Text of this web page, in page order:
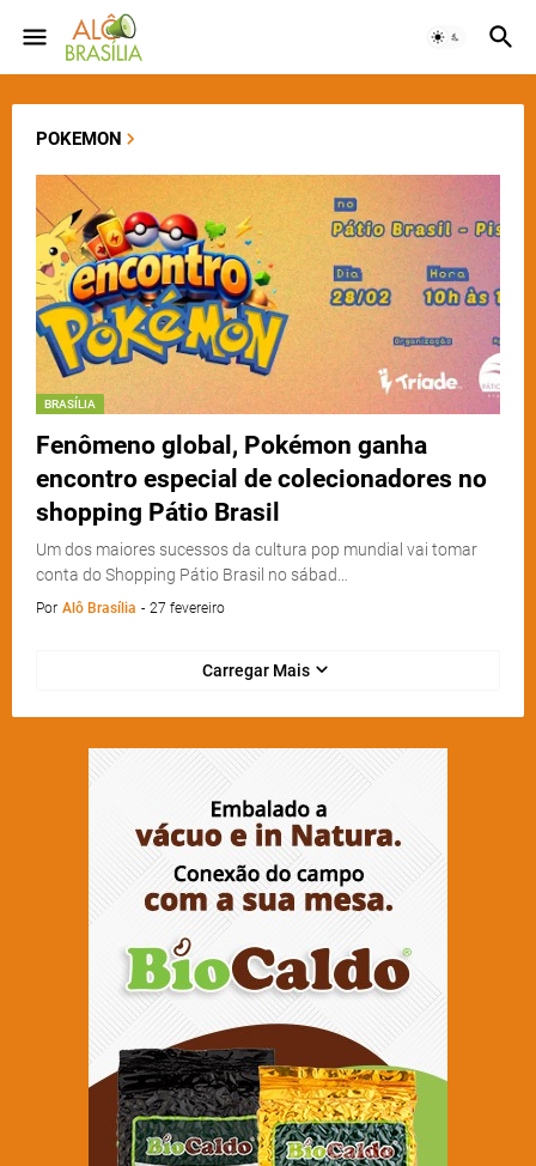
POKEMON
BRASÍLIA
Fenômeno global, Pokémon ganha
encontro especial de colecionadores no
shopping Pátio Brasil
Um dos maiores sucessos da cultura pop mundial vai tomar
conta do Shopping Pátio Brasil no sábad…
Por Alô Brasília - 27 fevereiro
Carregar Mais